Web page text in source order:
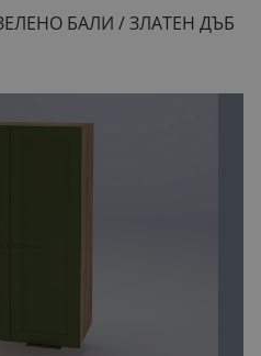
БАЛИ / ЗЛАТЕН ДЪБ